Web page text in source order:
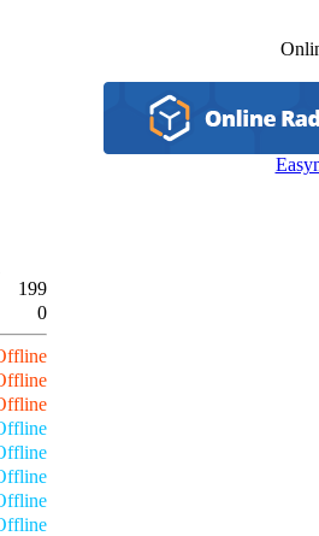
199
0